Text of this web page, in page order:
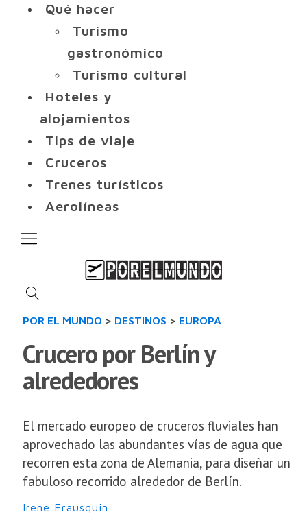
Qué hacer
Turismo
gastronómico
Turismo cultural
Hoteles y
alojamientos
Tips de viaje
Cruceros
Trenes turísticos
Aerolíneas
POR EL MUNDO > DESTINOS > EUROPA
Crucero por Berlín y
alrededores
El mercado europeo de cruceros fluviales han
aprovechado las abundantes vías de agua que
recorren esta zona de Alemania, para diseñar un
fabuloso recorrido alrededor de Berlín.
Irene Erausquin